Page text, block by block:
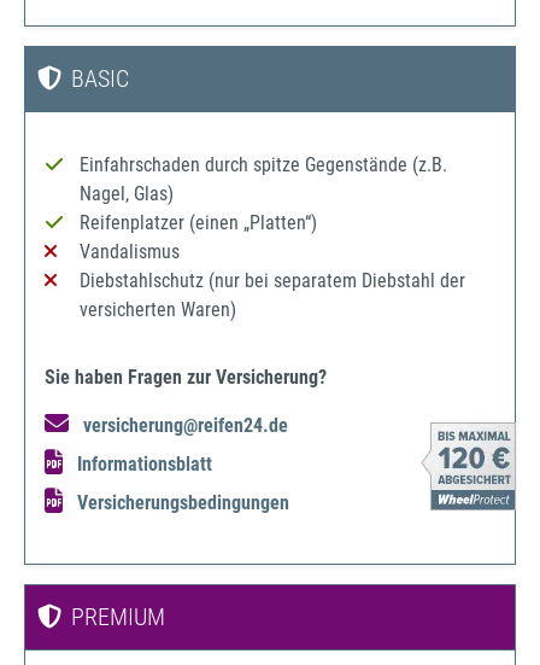
BASIC
Einfahrschaden durch spitze Gegenstände (z.B.
Nagel, Glas)
Reifenplatzer (einen „Platten“)
Vandalismus
Diebstahlschutz (nur bei separatem Diebstahl der
versicherten Waren)
Sie haben Fragen zur Versicherung?
versicherung@reifen24.de
Informationsblatt
Versicherungsbedingungen
PREMIUM